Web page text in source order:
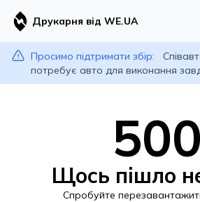
Друкарня від WE.UA
Просимо підтримати збір:
потребує авто для виконання
500
Щось пішло
Спробуйте